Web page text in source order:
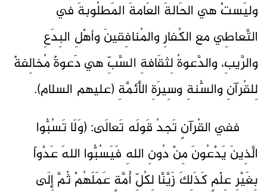
وليَستْ هي الحَالةَ العَامةَ المَطلُوبةَ في
التَّعاطِي مع الكُفارِ والمُنافِقينَ وأهْلِ البِدَعِ
والرَّيبِ، والدَّعوةُ لِثقَافةِ السَّبِّ هي دَعوةٌ مُخالِفةٌ
لِلقُرآنِ والسُّنةِ وسِيرَةِ الأئمَّةِ (عليهم السلام).
ففي القُرآنٍ تَجدُ قَولَه تَعالَى: (وَلَا تَسُبُّوا
الَّذِينَ يَدْعُونَ مِنْ دُونِ اللهِ فَيَسُبُّوا اللهَ عَدْواً
بِغَيْرِ عِلْمٍ كَذَلِكَ زَيَّنَّا لِكُلِّ أُمَّةٍ عَمَلَهُمْ ثُمَّ إِلَى